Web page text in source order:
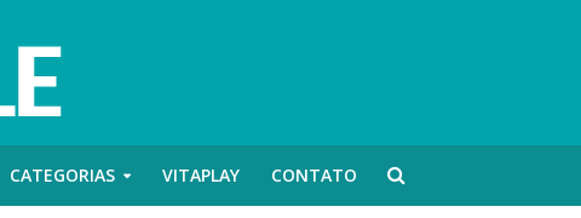
CATEGORIAS VITAPLAY CONTATO